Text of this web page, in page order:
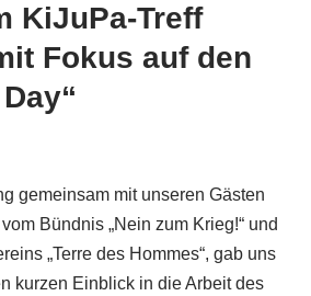
KiJuPa-Treff
Fokus auf den
gemeinsam mit unseren Gästen
Bündnis „Nein zum Krieg!“ und
„Terre des Hommes“, gab uns
kurzen Einblick in die Arbeit des